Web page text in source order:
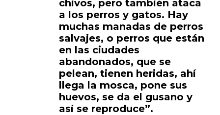
chivos, pero también ataca
a los perros y gatos. Hay
muchas manadas de perros
salvajes, o perros que están
en las ciudades
abandonados, que se
pelean, tienen heridas, ahí
llega la mosca, pone sus
huevos, se da el gusano y
así se reproduce”.